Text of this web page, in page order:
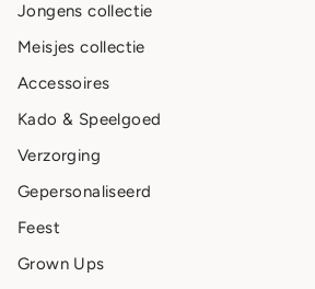
Jongens collectie
Meisjes collectie
Accessoires
Kado & Speelgoed
Verzorging
Gepersonaliseerd
Feest
Grown Ups